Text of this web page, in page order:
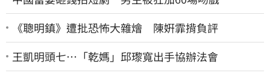
《聰明鎮》遭批恐怖大雜燴 陳姸霏揹負評
王凱明頭七…「乾媽」邱瓈寬出手協辦法會